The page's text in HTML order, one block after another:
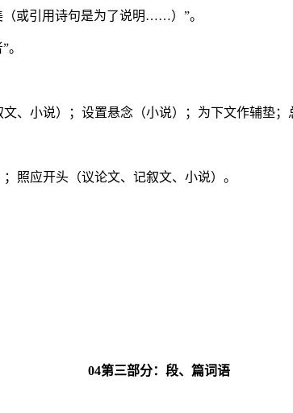
或引用诗句是为了说明……）”。
。
、小说）；设置悬念（小说）；为下文作辅垫；
照应开头（议论文、记叙文、小说）。
04第三部分：段、篇词语